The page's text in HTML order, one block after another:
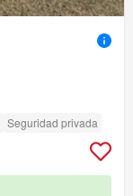
Seguridad privada